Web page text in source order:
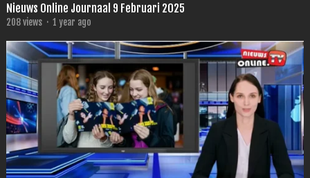
Nieuws Online Journaal 9 Februari 2025
208views · 1 year ago